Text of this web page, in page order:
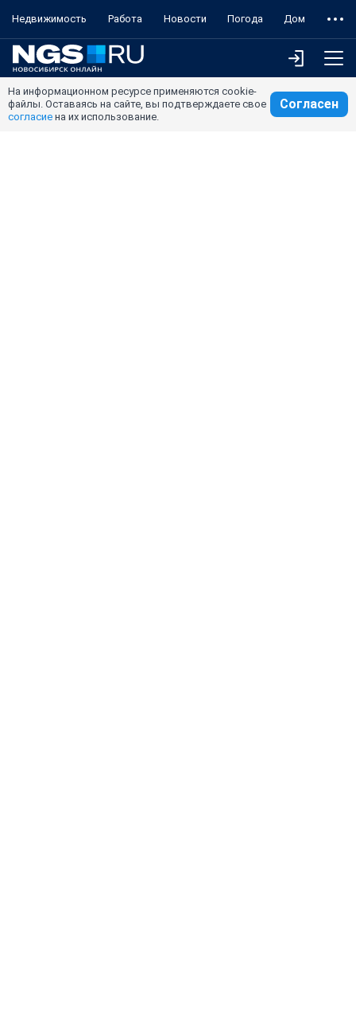
Недвижимость Работа Новости Погода Дом
На информационном ресурсе применяются cookie-
файлы. Оставаясь на сайте, вы подтверждаете свое
согласие на их использование.
Согласен